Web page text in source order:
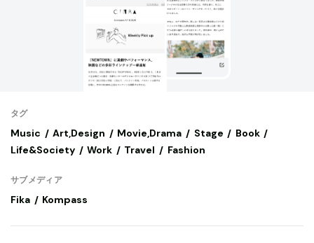
タグ
Music Art,Design Movie,Drama Stage
Book
Life&Society
Work Travel Fashion
サブメディア
Fika Kompass